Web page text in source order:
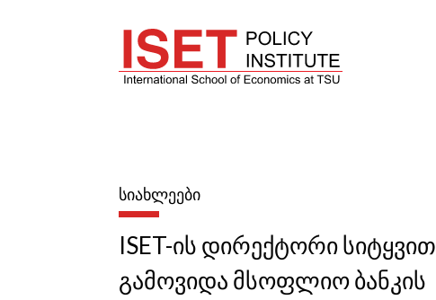
ᲡᲘᲐᲮᲚᲔᲔᲑᲘ
ISET-ის დირექტორი სიტყვით
გამოვიდა მსოფლიო ბანკის